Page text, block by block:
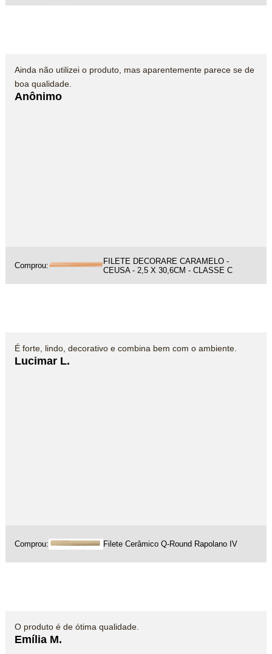
Ainda não utilizei o produto, mas aparentemente parece se de
boa qualidade.
Anônimo
Comprou:
FILETE DECORARE CARAMELO -
CEUSA - 2,5 X 30,6CM - CLASSE C
É forte, lindo, decorativo e combina bem com o ambiente.
Lucimar L.
Comprou: Filete Cerâmico Q-Round Rapolano IV
O produto é de ótima qualidade.
Emília M.